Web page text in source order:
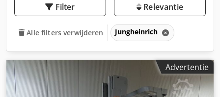
Filter Relevantie
Alle filters verwijderen Jungheinrich
Advertentie